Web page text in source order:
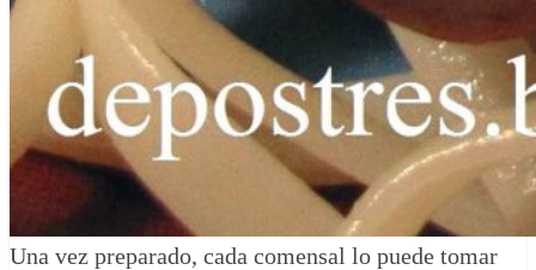
Una vez preparado, cada comensal lo puede tomar